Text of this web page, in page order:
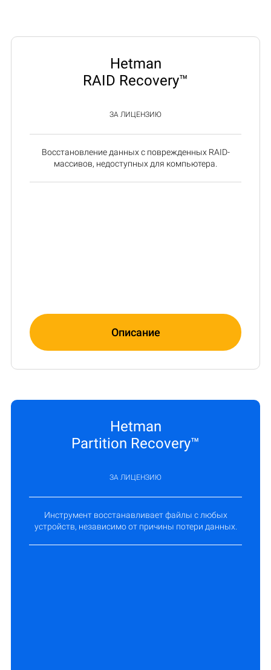
Hetman
RAID Recovery™
ЗА ЛИЦЕНЗИЮ
Восстановление данных с поврежденных RAID-
массивов, недоступных для компьютера.
Описание
Hetman
Partition Recovery™
ЗА ЛИЦЕНЗИЮ
Инструмент восстанавливает файлы с любых
устройств, независимо от причины потери данных.